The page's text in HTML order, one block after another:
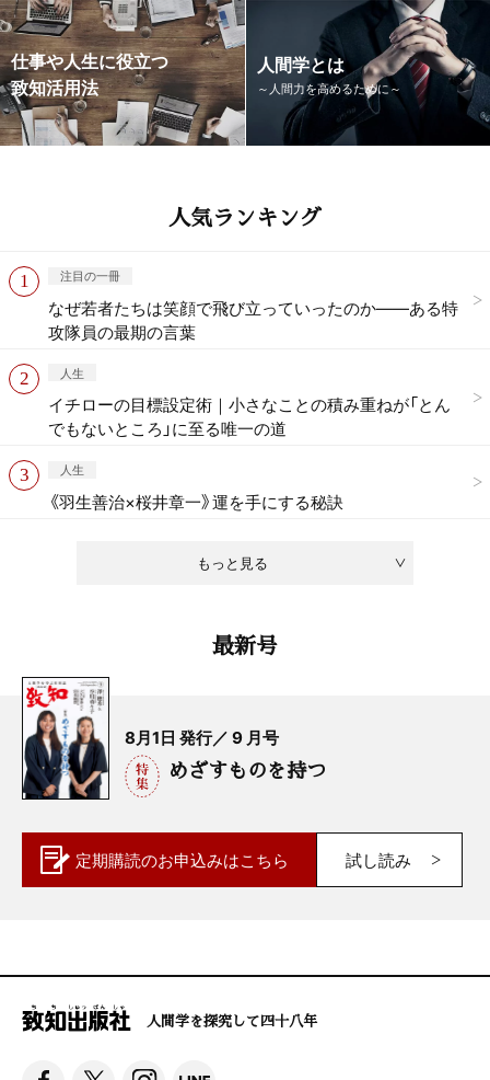
仕事や人生に役立つ
致知活用法
人間学とは
～人間力を高めるために～
人気ランキング
もっと見る
注目の一冊
なぜ若者たちは笑顔で飛び立っていったのか——ある特
攻隊員の最期の言葉
人生
イチローの目標設定術｜小さなことの積み重ねが「とん
でもないところ」に至る唯一の道
人生
《羽生善治×桜井章一》運を手にする秘訣
最新号
8月1日 発行／ 9 月号
めざすものを持つ
定期購読のお申込みはこちら 試し読み
人間学を探究して四十八年